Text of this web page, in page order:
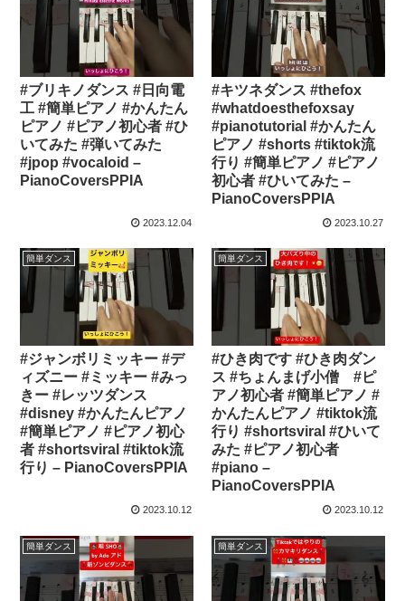
#ブリキノダンス #日向電
工 #簡単ピアノ #かんたん
ピアノ #ピアノ初心者 #ひ
いてみた #弾いてみた
#jpop #vocaloid –
PianoCoversPPIA
2023.12.04
#キツネダンス #thefox
#whatdoesthefoxsay
#pianotutorial #かんたん
ピアノ #shorts #tiktok流
行り #簡単ピアノ #ピアノ
初心者 #ひいてみた –
PianoCoversPPIA
2023.10.27
簡単ダンス
#ジャンボリミッキー #デ
ィズニー #ミッキー #みっ
きー #レッツダンス
#disney #かんたんピアノ
#簡単ピアノ #ピアノ初心
者 #shortsviral #tiktok流
行り – PianoCoversPPIA
2023.10.12
簡単ダンス
#ひき肉です #ひき肉ダン
ス #ちょんまげ小僧 #ピ
アノ初心者 #簡単ピアノ #
かんたんピアノ #tiktok流
行り #shortsviral #ひいて
みた #ピアノ初心者
#piano –
PianoCoversPPIA
2023.10.12
簡単ダンス 簡単ダンス